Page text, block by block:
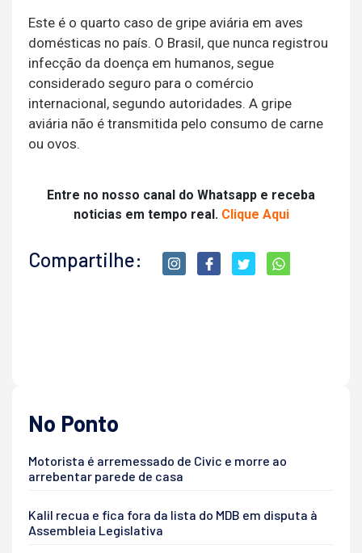
Este é o quarto caso de gripe aviária em aves
domésticas no país. O Brasil, que nunca registrou
infecção da doença em humanos, segue
considerado seguro para o comércio
internacional, segundo autoridades. A gripe
aviária não é transmitida pelo consumo de carne
ou ovos.
Entre no nosso canal do Whatsapp e receba
noticias em tempo real. Clique Aqui
Compartilhe:
No Ponto
Motorista é arremessado de Civic e morre ao
arrebentar parede de casa
Kalil recua e fica fora da lista do MDB em disputa à
Assembleia Legislativa